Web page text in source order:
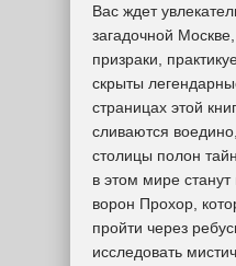
Вас ждет
загадочной
призраки,
скрыты
страницах этой
сливаются
столицы полон
в этом мире
ворон Прохор,
пройти через
исследовать